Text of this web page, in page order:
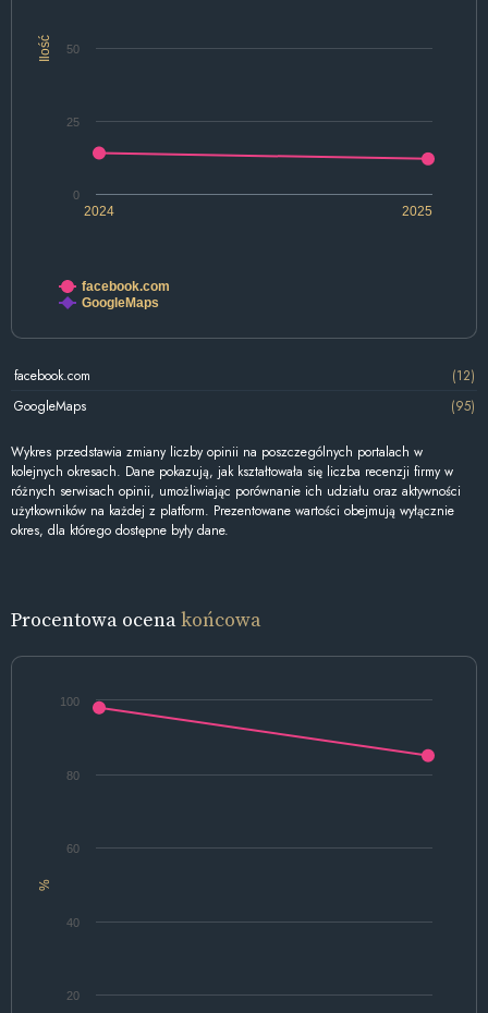
Ilość
2024 2025
0
25
50
facebook.com
GoogleMaps
facebook.com
(12)
GoogleMaps
(95)
Wykres przedstawia zmiany liczby opinii na poszczególnych portalach w
kolejnych okresach. Dane pokazują, jak kształtowała się liczba recenzji firmy w
różnych serwisach opinii, umożliwiając porównanie ich udziału oraz aktywności
użytkowników na każdej z platform. Prezentowane wartości obejmują wyłącznie
okres, dla którego dostępne były dane.
Procentowa ocenakońcowa
%
20
40
60
80
100